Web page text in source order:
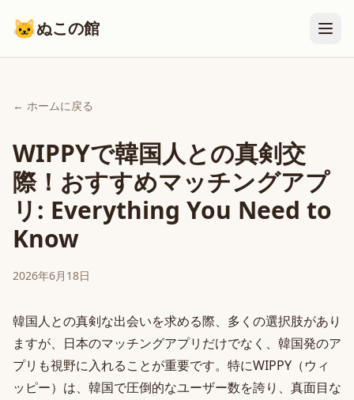
🐱ぬこの館
← ホームに戻る
WIPPYで韓国人との真剣交
際！おすすめマッチングアプ
リ: Everything You Need to
Know
2026年6月18日
韓国人との真剣な出会いを求める際、多くの選択肢があり
ますが、日本のマッチングアプリだけでなく、韓国発のア
プリも視野に入れることが重要です。特にWIPPY（ウィ
ッピー）は、韓国で圧倒的なユーザー数を誇り、真面目な